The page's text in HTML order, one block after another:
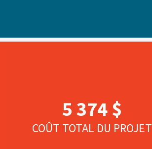
5 374 $
COÛT TOTAL DU PROJET